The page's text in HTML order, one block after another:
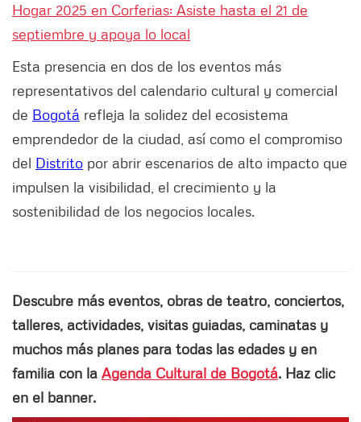
Hogar 2025 en Corferias: Asiste hasta el 21 de
septiembre y apoya lo local
Esta presencia en dos de los eventos más
representativos del calendario cultural y comercial
de Bogotá refleja la solidez del ecosistema
emprendedor de la ciudad, así como el compromiso
del Distrito por abrir escenarios de alto impacto que
impulsen la visibilidad, el crecimiento y la
sostenibilidad de los negocios locales.
Descubre más eventos, obras de teatro, conciertos,
talleres, actividades, visitas guiadas, caminatas y
muchos más planes para todas las edades y en
familia con la Agenda Cultural de Bogotá. Haz clic
en el banner.